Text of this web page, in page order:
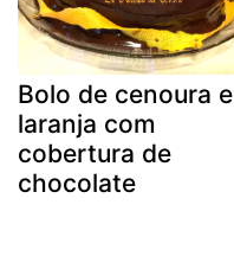
Bolo de cenoura e
laranja com
cobertura de
chocolate